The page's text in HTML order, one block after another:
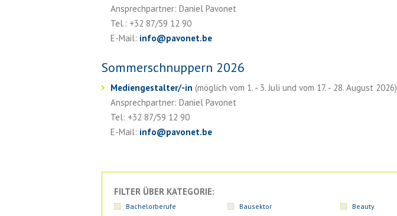
Ansprechpartner: Daniel Pavonet
Tel.: +32 87/59 12 90
E-Mail: info@pavonet.be
Sommerschnuppern 2026
Mediengestalter/-in (möglich vom 1. - 3. Juli und vom 17. - 28. August 2026)
Ansprechpartner: Daniel Pavonet
Tel: +32 87/59 12 90
E-Mail: info@pavonet.be
FILTER ÜBER KATEGORIE:
Bachelorberufe Bausektor Beauty